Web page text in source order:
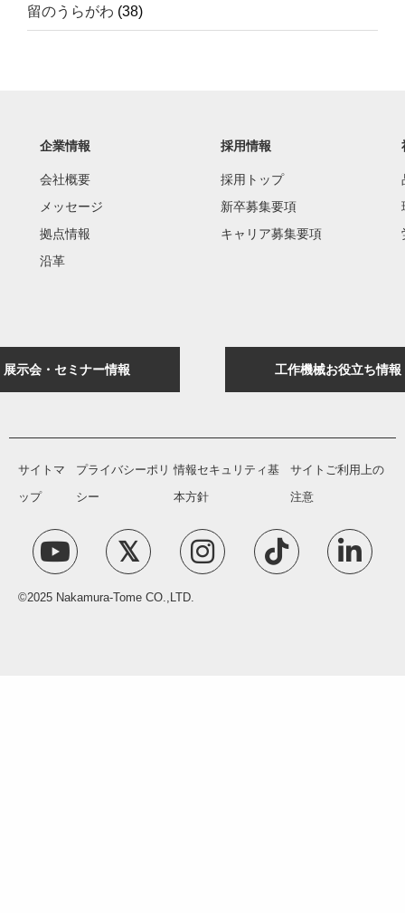
留のうらがわ (38)
企業情報
会社概要
メッセージ
拠点情報
沿革
採用情報
採用トップ
新卒募集要項
キャリア募集要項
展示会・セミナー情報 工作機械お役立ち情報
サイトマ
ップ
プライバシーポリ
シー
情報セキュリティ基
本方針
サイトご利用上の
注意
©2025 Nakamura-Tome CO.,LTD.